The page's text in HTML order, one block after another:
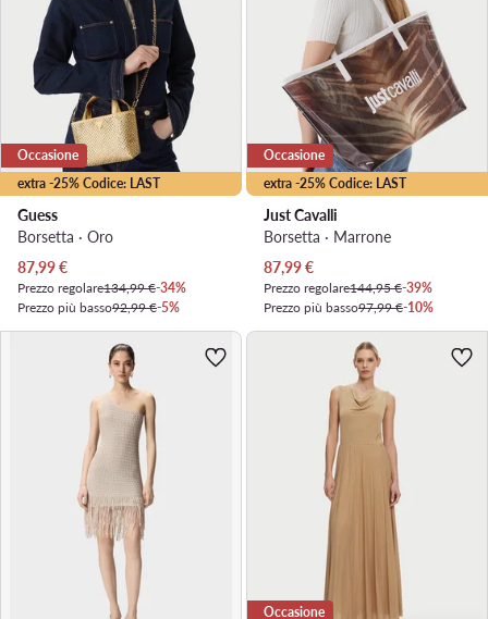
extra -25% Codice: LAST
Occasione
Guess
Borsetta · Oro
Prezzo attuale
87,99€
Prezzo regolare134,99 €-34%
Prezzo più basso92,99 €-5%
extra -25% Codice: LAST
Occasione
Just Cavalli
Borsetta · Marrone
Prezzo attuale
87,99€
Prezzo regolare144,95 €-39%
Prezzo più basso97,99 €-10%
Occasione